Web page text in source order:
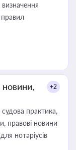
правил
новини,
+2
практика,
правові новини
нотаріусів